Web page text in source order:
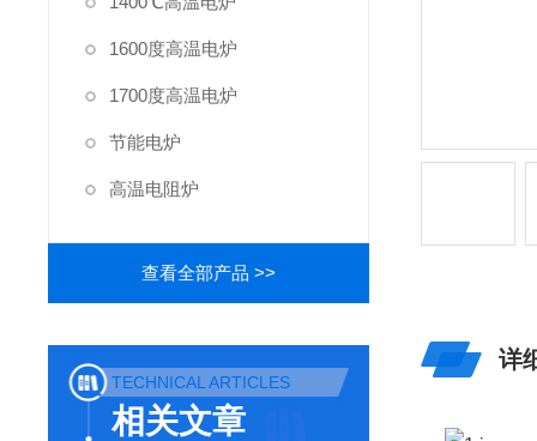
1600度高温电炉
1700度高温电炉
节能电炉
高温电阻炉
查看全部产品 >>
TECHNICAL ARTICLES
相关文章
详